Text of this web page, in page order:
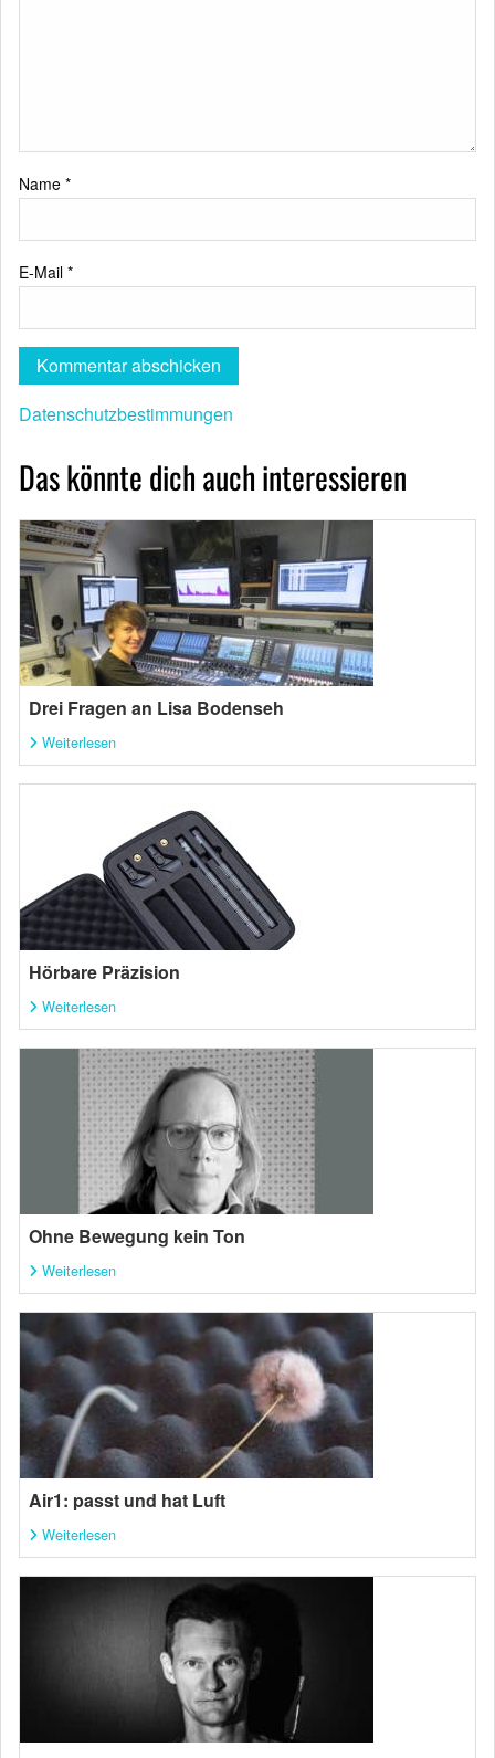
Name *
E-Mail *
Datenschutzbestimmungen
Das könnte dich auch interessieren
Drei Fragen an Lisa Bodenseh
Weiterlesen
Hörbare Präzision
Weiterlesen
Ohne Bewegung kein Ton
Weiterlesen
Air1: passt und hat Luft
Weiterlesen